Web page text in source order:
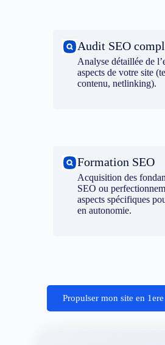
Audit SEO
Analyse détaillée de
aspects de votre site
contenu, netlinking).
Formation SEO
Acquisition des
SEO ou
aspects spécifiques
en autonomie.
Propulser mon site en